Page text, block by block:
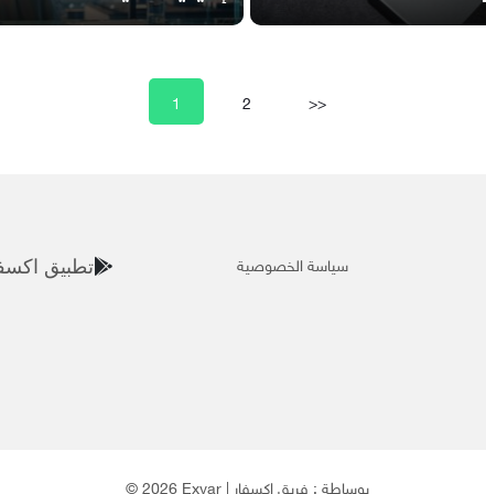
1 2 >>
سياسة الخصوصية تطبيق
© 2026 Exvar | بوساطة : فريق إكسفار